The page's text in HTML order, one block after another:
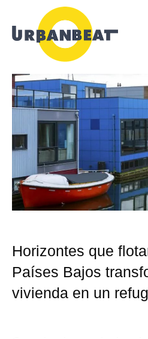
contenido
Horizontes que
Países Bajos
vivienda en un